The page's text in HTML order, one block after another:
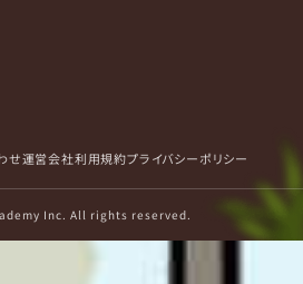
せ運営会社利用規約プライバシーポリシー
Inc. All rights reserved.